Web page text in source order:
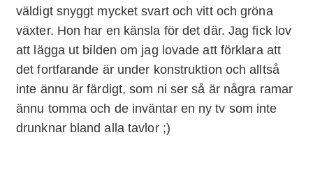
väldigt snyggt mycket svart och vitt och gröna
växter. Hon har en känsla för det där. Jag fick lov
att lägga ut bilden om jag lovade att förklara att
det fortfarande är under konstruktion och alltså
inte ännu är färdigt, som ni ser så är några ramar
ännu tomma och de inväntar en ny tv som inte
drunknar bland alla tavlor ;)